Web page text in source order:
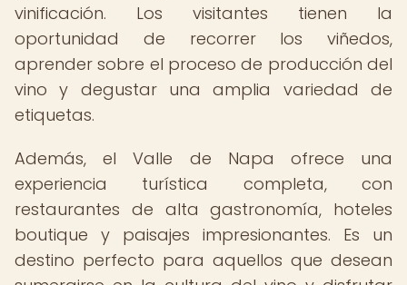
vinificación. Los visitantes tienen la
oportunidad de recorrer los viñedos,
aprender sobre el proceso de producción del
vino y degustar una amplia variedad de
etiquetas.
Además, el Valle de Napa ofrece una
experiencia turística completa, con
restaurantes de alta gastronomía, hoteles
boutique y paisajes impresionantes. Es un
destino perfecto para aquellos que desean